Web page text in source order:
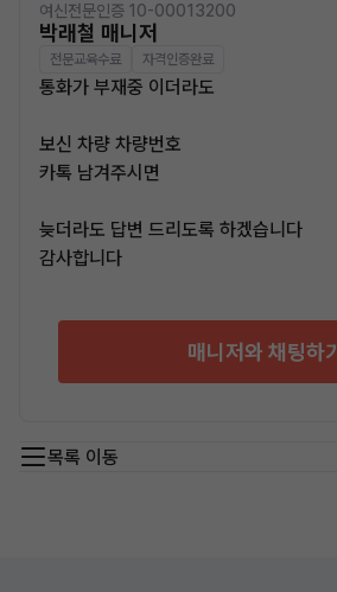
여신전문인증 10-00013200
박래철 매니저
전문교육수료 자격인증완료
통화가 부재중 이더라도
보신 차량 차량번호
카톡 남겨주시면
늦더라도 답변 드리도록 하겠습니다
감사합니다
매니저와 채팅하기
목록 이동